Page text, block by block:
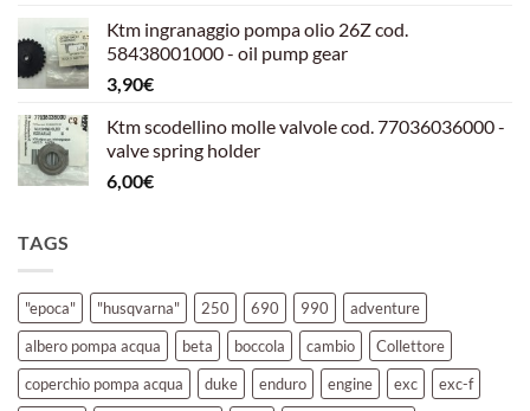
originale
era:
attuale
è:
Ktm ingranaggio pompa olio 26Z cod.
58438001000 - oil pump gear
3,90€
Ktm scodellino molle valvole cod. 77036036000 -
valve spring holder
6,00€
TAGS
"epoca" "husqvarna" 250 690 990
adventure
albero pompa acqua
beta boccola cambio
Collettore
coperchio pompa acqua
duke enduro engine exc
exc-f